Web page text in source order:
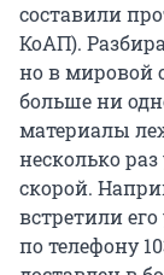
составили
КоАП).
но в мировой
больше ни
материалы
несколько
скорой.
встретили
по телефону